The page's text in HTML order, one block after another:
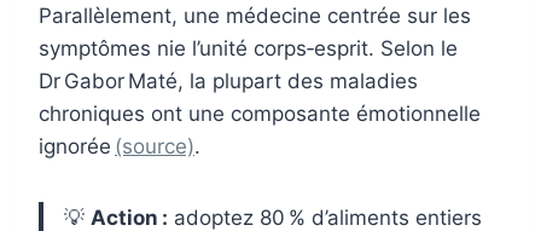
Parallèlement, une médecine centrée sur les
symptômes nie l’unité corps‑esprit. Selon le
Dr Gabor Maté, la plupart des maladies
chroniques ont une composante émotionnelle
ignorée (source).
💡 Action : adoptez 80 % d’aliments entiers